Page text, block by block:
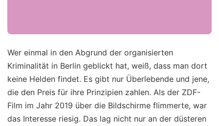
Wer einmal in den Abgrund der organisierten
Kriminalität in Berlin geblickt hat, weiß, dass man dort
keine Helden findet. Es gibt nur Überlebende und jene,
die den Preis für ihre Prinzipien zahlen. Als der ZDF-
Film im Jahr 2019 über die Bildschirme flimmerte, war
das Interesse riesig. Das lag nicht nur an der düsteren